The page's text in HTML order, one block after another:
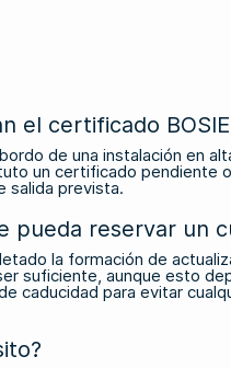
el certificado
de una instalación en
un certificado pendiente
salida prevista.
reservar un
la formación de
suficiente, aunque esto
para evitar